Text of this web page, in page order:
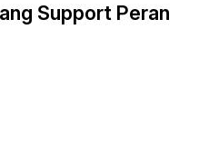
Support Peran